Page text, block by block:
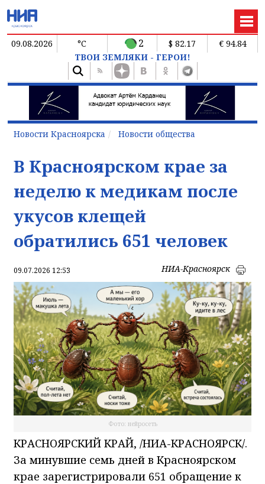
09.08.2026 °C 2 $ 82.17
€ 94.84
ТВОИ ЗЕМЛЯКИ - ГЕРОИ!
Новости Красноярска Новости общества
В Красноярском крае за
неделю к медикам после
укусов клещей
обратились 651 человек
09.07.2026 12:53 НИА-Красноярск
Фото: нейросеть
КРАСНОЯРСКИЙ КРАЙ, /НИА-КРАСНОЯРСК/.
За минувшие семь дней в Красноярском
крае зарегистрировали 651 обращение к